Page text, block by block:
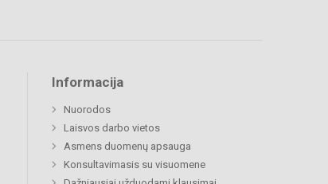
Informacija
Nuorodos
Laisvos darbo vietos
Asmens duomenų apsauga
Konsultavimasis su visuomene